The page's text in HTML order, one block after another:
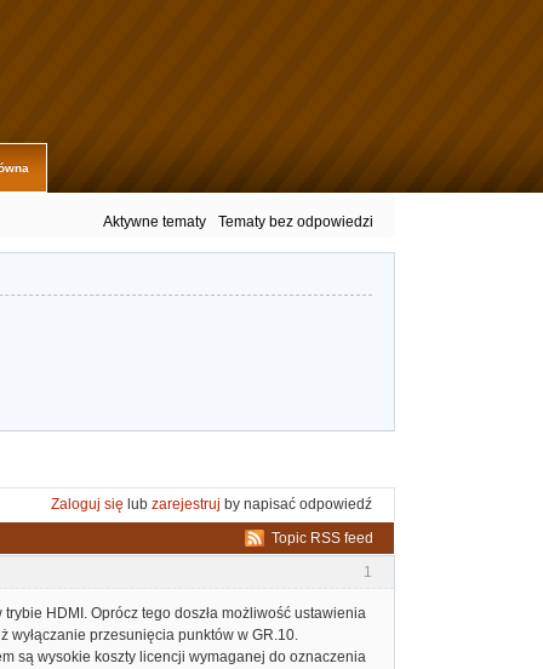
Aktywne tematy Tematy bez odpowiedzi
Zaloguj się lub zarejestruj by napisać odpowiedź
Topic RSS feed
1
HDMI. Oprócz tego doszła możliwość ustawienia
wyłączanie przesunięcia punktów w GR.10.
są wysokie koszty licencji wymaganej do oznaczenia